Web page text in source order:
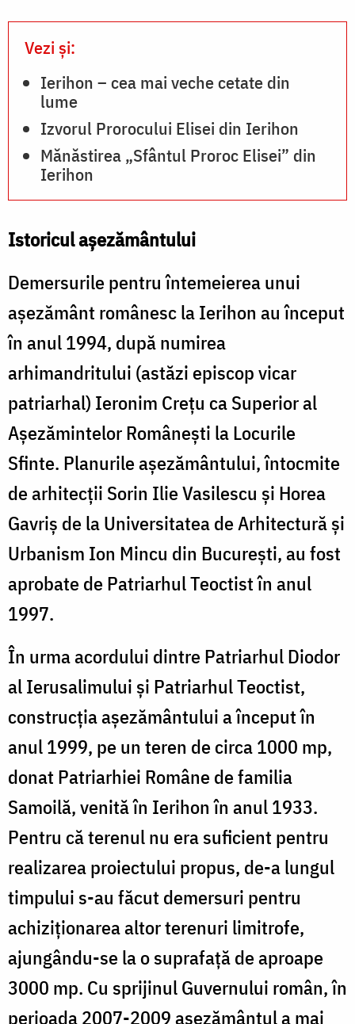
Vezi și:
Ierihon – cea mai veche cetate din
lume
Izvorul Prorocului Elisei din Ierihon
Mănăstirea „Sfântul Proroc Elisei” din
Ierihon
Istoricul aşezământului
Demersurile pentru întemeierea unui
aşezământ românesc la Ierihon au început
în anul 1994, după numirea
arhimandritului (astăzi episcop vicar
patriarhal) Ieronim Creţu ca Superior al
Aşezămintelor Româneşti la Locurile
Sfinte. Planurile aşezământului, întocmite
de arhitecţii Sorin Ilie Vasilescu şi Horea
Gavriş de la Universitatea de Arhitectură şi
Urbanism Ion Mincu din Bucureşti, au fost
aprobate de Patriarhul Teoctist în anul
1997.
În urma acordului dintre Patriarhul Diodor
al Ierusalimului şi Patriarhul Teoctist,
construcţia aşezământului a început în
anul 1999, pe un teren de circa 1000 mp,
donat Patriarhiei Române de familia
Samoilă, venită în Ierihon în anul 1933.
Pentru că terenul nu era suficient pentru
realizarea proiectului propus, de-a lungul
timpului s-au făcut demersuri pentru
achiziţionarea altor terenuri limitrofe,
ajungându-se la o suprafaţă de aproape
3000 mp. Cu sprijinul Guvernului român, în
perioada 2007-2009 aşezământul a mai